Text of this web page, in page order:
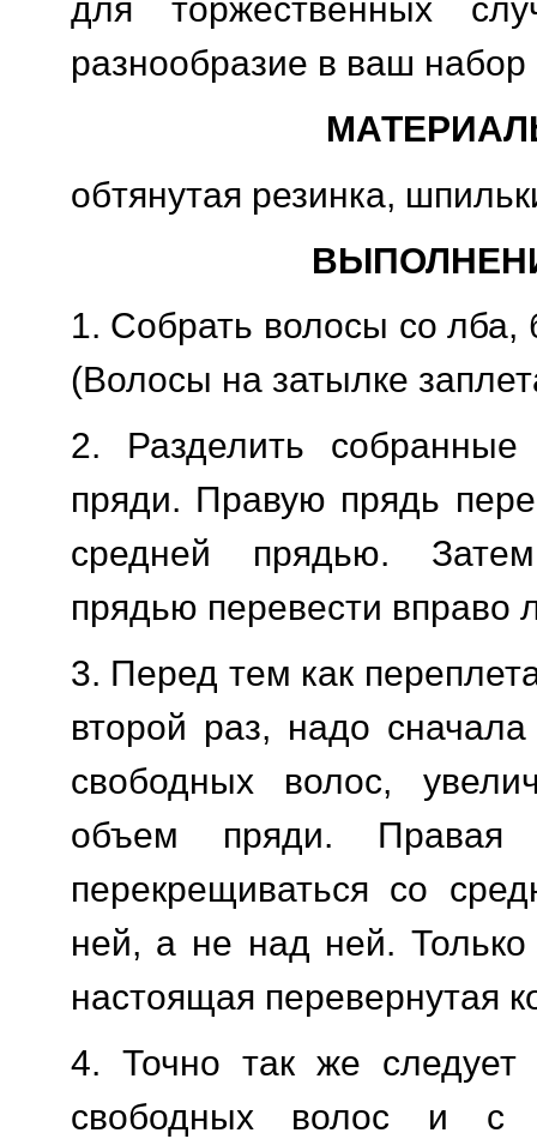
для торжественных
разнообразие в ваш набор
обтянутая резинка,
1. Собрать волосы со лба,
(Волосы на затылке
2. Разделить
пряди. Правую прядь
средней прядью.
прядью перевести вправо
3. Перед тем как
второй раз, надо сначала
свободных волос,
объем пряди. Правая
перекрещиваться со
ней, а не над ней. Только
настоящая перевернутая
4. Точно так же следует
свободных волос и с